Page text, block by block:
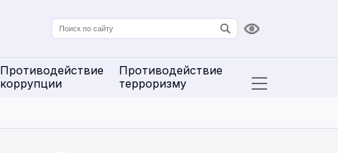
Версия для
Противодействие
коррупции
Противодействие
терроризму
Открыть